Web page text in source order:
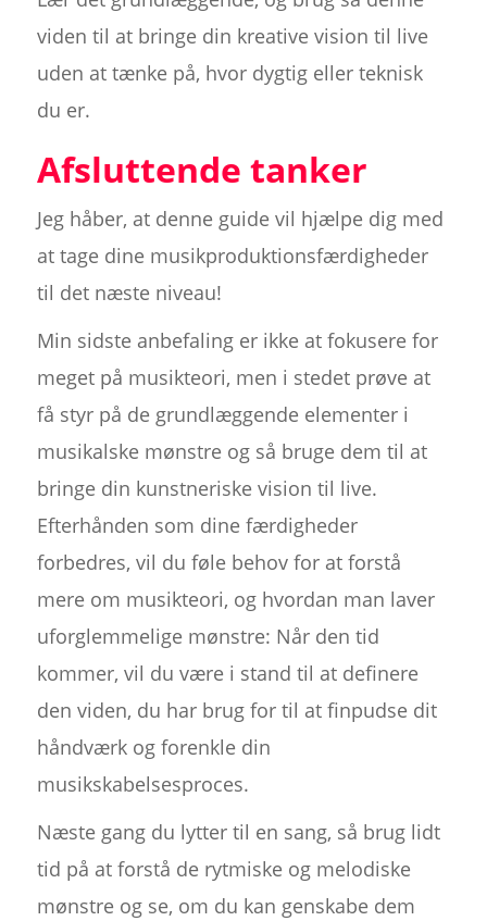
viden til at bringe din kreative vision til live
uden at tænke på, hvor dygtig eller teknisk
du er.
Afsluttende tanker
Jeg håber, at denne guide vil hjælpe dig med
at tage dine musikproduktionsfærdigheder
til det næste niveau!
Min sidste anbefaling er ikke at fokusere for
meget på musikteori, men i stedet prøve at
få styr på de grundlæggende elementer i
musikalske mønstre og så bruge dem til at
bringe din kunstneriske vision til live.
Efterhånden som dine færdigheder
forbedres, vil du føle behov for at forstå
mere om musikteori, og hvordan man laver
uforglemmelige mønstre: Når den tid
kommer, vil du være i stand til at definere
den viden, du har brug for til at finpudse dit
håndværk og forenkle din
musikskabelsesproces.
Næste gang du lytter til en sang, så brug lidt
tid på at forstå de rytmiske og melodiske
mønstre og se, om du kan genskabe dem